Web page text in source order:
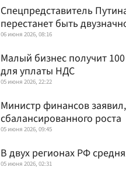
Спецпредставитель
перестанет быть
06 июня 2026, 08:16
Малый бизнес получит
для уплаты НДС
05 июня 2026, 22:22
Министр финансов
сбалансированного роста
05 июня 2026, 09:45
В двух регионах РФ
05 июня 2026, 02:31